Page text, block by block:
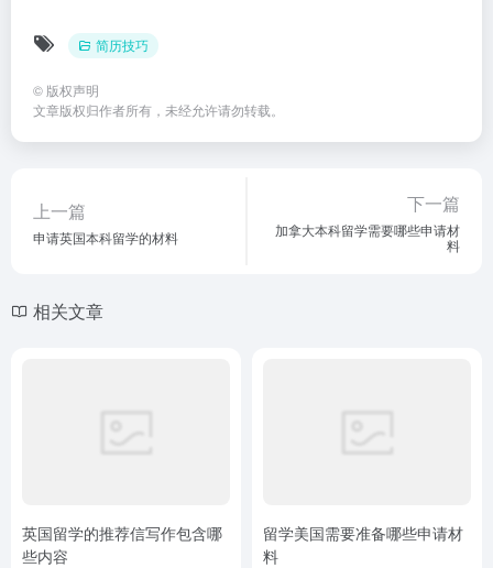
简历技巧
© 版权声明
文章版权归作者所有，未经允许请勿转载。
上一篇
申请英国本科留学的材料
下一篇
加拿大本科留学需要哪些申请材
料
相关文章
英国留学的推荐信写作包含哪
些内容
留学美国需要准备哪些申请材
料